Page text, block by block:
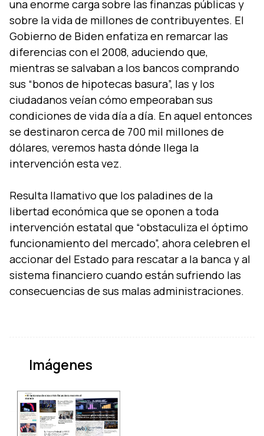
una enorme carga sobre las finanzas públicas y
sobre la vida de millones de contribuyentes. El
Gobierno de Biden enfatiza en remarcar las
diferencias con el 2008, aduciendo que,
mientras se salvaban a los bancos comprando
sus “bonos de hipotecas basura”, las y los
ciudadanos veían cómo empeoraban sus
condiciones de vida día a día. En aquel entonces
se destinaron cerca de 700 mil millones de
dólares, veremos hasta dónde llega la
intervención esta vez.
Resulta llamativo que los paladines de la
libertad económica que se oponen a toda
intervención estatal que “obstaculiza el óptimo
funcionamiento del mercado”, ahora celebren el
accionar del Estado para rescatar a la banca y al
sistema financiero cuando están sufriendo las
Imágenes